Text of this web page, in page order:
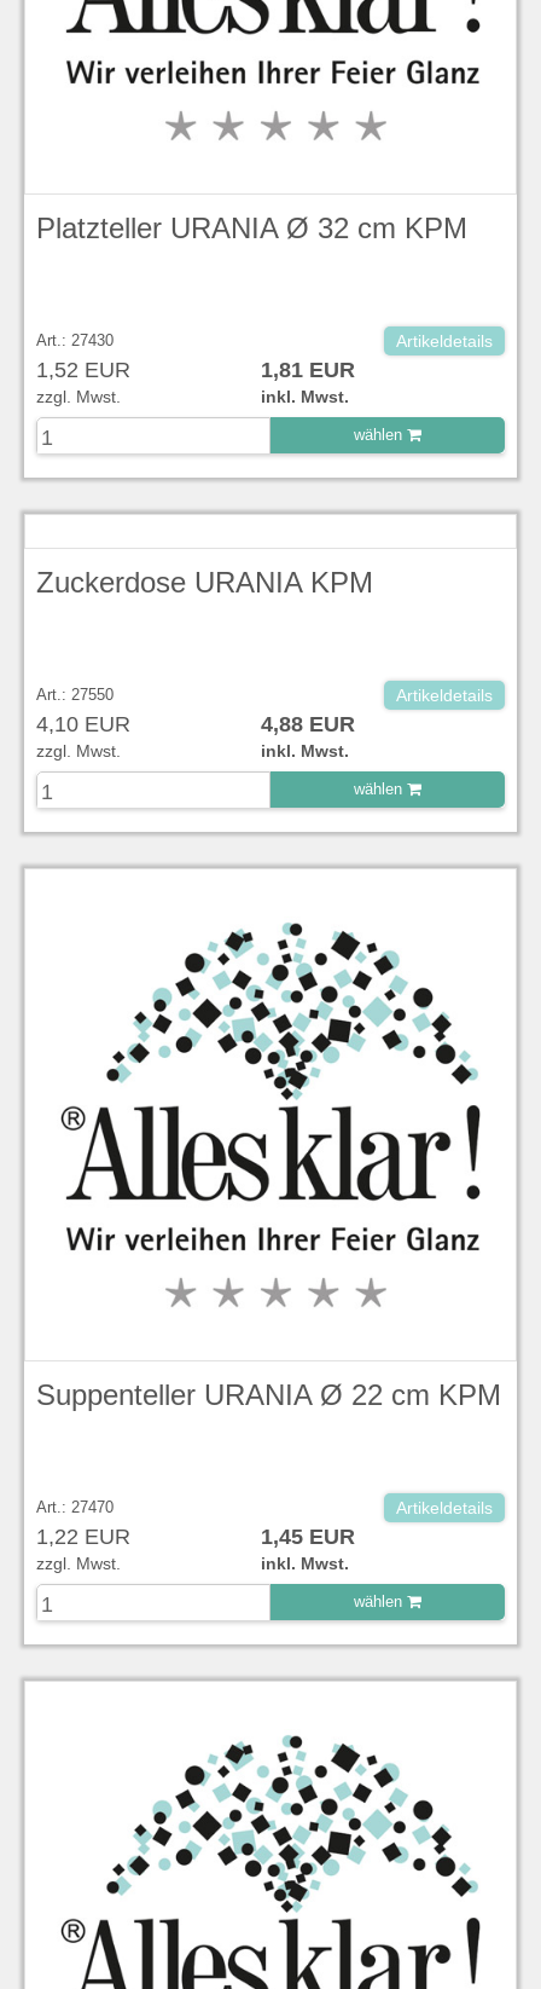
Platzteller URANIA Ø 32 cm KPM
Art.: 27430 Artikeldetails
1,52 EUR 1,81 EUR
zzgl. Mwst. inkl. Mwst.
wählen
zu Warenkorb hinzugefügt.
Zuckerdose URANIA KPM
Art.: 27550 Artikeldetails
4,10 EUR 4,88 EUR
zzgl. Mwst. inkl. Mwst.
wählen
zu Warenkorb hinzugefügt.
Suppenteller URANIA Ø 22 cm KPM
Art.: 27470 Artikeldetails
1,22 EUR 1,45 EUR
zzgl. Mwst. inkl. Mwst.
wählen
zu Warenkorb hinzugefügt.